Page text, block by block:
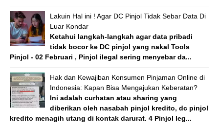
Lakuin Hal ini ! Agar DC Pinjol Tidak Sebar Data Di
Luar Kondar
Ketahui langkah-langkah agar data pribadi
tidak bocor ke DC pinjol yang nakal Tools
Pinjol - 02 Februari , Pinjol ilegal sering menyebar da...
Hak dan Kewajiban Konsumen Pinjaman Online di
Indonesia: Kapan Bisa Mengajukan Keberatan?
Ini adalah curhatan atau sharing yang
diberikan oleh nasabah pinjol kredito, dc pinjol
kredito menagih utang di kontak darurat. 4 Pinjol leg...